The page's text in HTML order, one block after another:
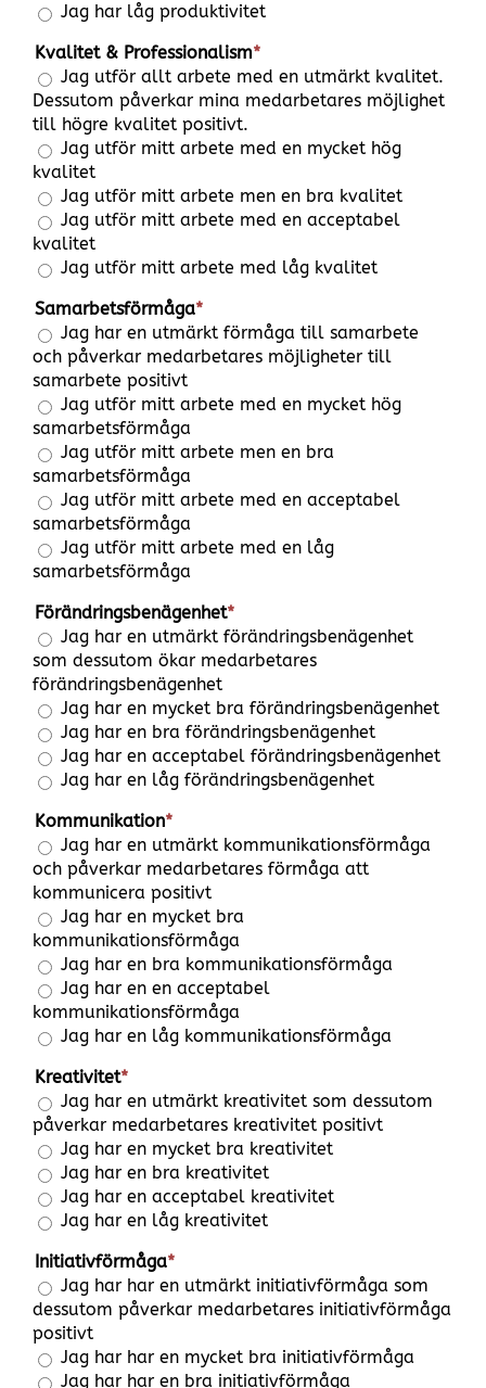
Jag har låg produktivitet
Kvalitet & Professionalism*
Jag utför allt arbete med en utmärkt kvalitet.
Dessutom påverkar mina medarbetares möjlighet
till högre kvalitet positivt.
Jag utför mitt arbete med en mycket hög
kvalitet
Jag utför mitt arbete men en bra kvalitet
Jag utför mitt arbete med en acceptabel
kvalitet
Jag utför mitt arbete med låg kvalitet
Samarbetsförmåga*
Jag har en utmärkt förmåga till samarbete
och påverkar medarbetares möjligheter till
samarbete positivt
Jag utför mitt arbete med en mycket hög
samarbetsförmåga
Jag utför mitt arbete men en bra
samarbetsförmåga
Jag utför mitt arbete med en acceptabel
samarbetsförmåga
Jag utför mitt arbete med en låg
samarbetsförmåga
Förändringsbenägenhet*
Jag har en utmärkt förändringsbenägenhet
som dessutom ökar medarbetares
förändringsbenägenhet
Jag har en mycket bra förändringsbenägenhet
Jag har en bra förändringsbenägenhet
Jag har en acceptabel förändringsbenägenhet
Jag har en låg förändringsbenägenhet
Kommunikation*
Jag har en utmärkt kommunikationsförmåga
och påverkar medarbetares förmåga att
kommunicera positivt
Jag har en mycket bra
kommunikationsförmåga
Jag har en bra kommunikationsförmåga
Jag har en en acceptabel
kommunikationsförmåga
Jag har en låg kommunikationsförmåga
Kreativitet*
Jag har en utmärkt kreativitet som dessutom
påverkar medarbetares kreativitet positivt
Jag har en mycket bra kreativitet
Jag har en bra kreativitet
Jag har en acceptabel kreativitet
Jag har en låg kreativitet
Initiativförmåga*
Jag har har en utmärkt initiativförmåga som
dessutom påverkar medarbetares initiativförmåga
positivt
Jag har har en mycket bra initiativförmåga
Jag har har en bra initiativförmåga